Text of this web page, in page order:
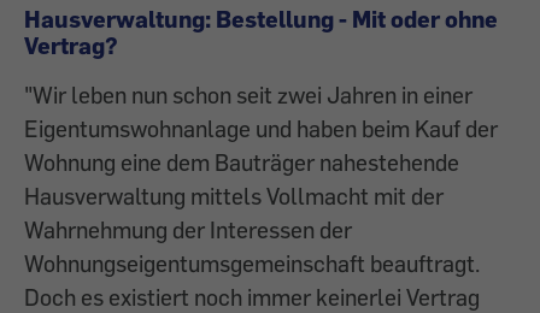
Hausverwaltung: Bestellung - Mit oder ohne
Vertrag?
"Wir leben nun schon seit zwei Jahren in einer
Eigentumswohnanlage und haben beim Kauf der
Wohnung eine dem Bauträger nahestehende
Hausverwaltung mittels Vollmacht mit der
Wahrnehmung der Interessen der
Wohnungseigentumsgemeinschaft beauftragt.
Doch es existiert noch immer keinerlei Vertrag